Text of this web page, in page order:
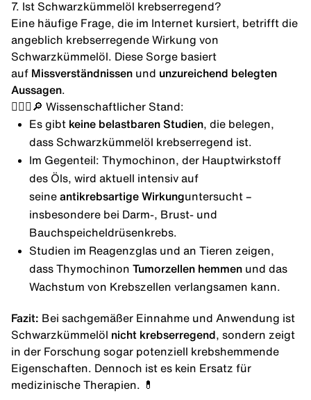
7. Ist Schwarzkümmelöl krebserregend?
Eine häufige Frage, die im Internet kursiert, betrifft die
angeblich krebserregende Wirkung von
Schwarzkümmelöl. Diese Sorge basiert
auf Missverständnissen und unzureichend belegten
Aussagen
👨🏻‍⚕️🔎 Wissenschaftlicher Stand:
Es gibt keine belastbaren Studien, die belegen,
dass Schwarzkümmelöl krebserregend ist.
Im Gegenteil: Thymochinon, der Hauptwirkstoff
des Öls, wird aktuell intensiv auf
seine antikrebsartige Wirkunguntersucht –
insbesondere bei Darm-, Brust- und
Bauchspeicheldrüsenkrebs.
Studien im Reagenzglas und an Tieren zeigen,
dass Thymochinon Tumorzellen hemmenund das
Wachstum von Krebszellen verlangsamen kann.
Fazit: Bei sachgemäßer Einnahme und Anwendung ist
Schwarzkümmelöl nicht krebserregend , sondern zeigt
in der Forschung sogar potenziell krebshemmende
Eigenschaften. Dennoch ist es kein Ersatz für
medizinische Therapien. 💊